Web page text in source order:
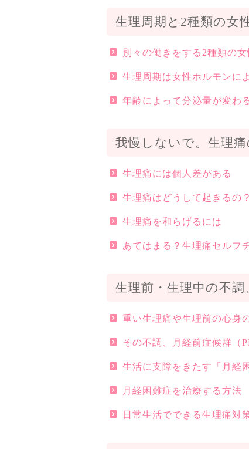
生理周期と2種類の女
別々の働きをする2種類の
生理周期は女性ホルモンに
年齢によって分泌量が変わ
我慢しないで。生理
生理痛には個人差がある
生理痛はどうして起きるの？
生理痛を和らげるには
あてはまる？生理痛セルフ
生理前・生理中の不
重い生理痛や生理前の心身
その不調、月経前症候群（
生活に支障をきたす「月経
月経困難症を治療する方法
日常生活でできる生理痛対